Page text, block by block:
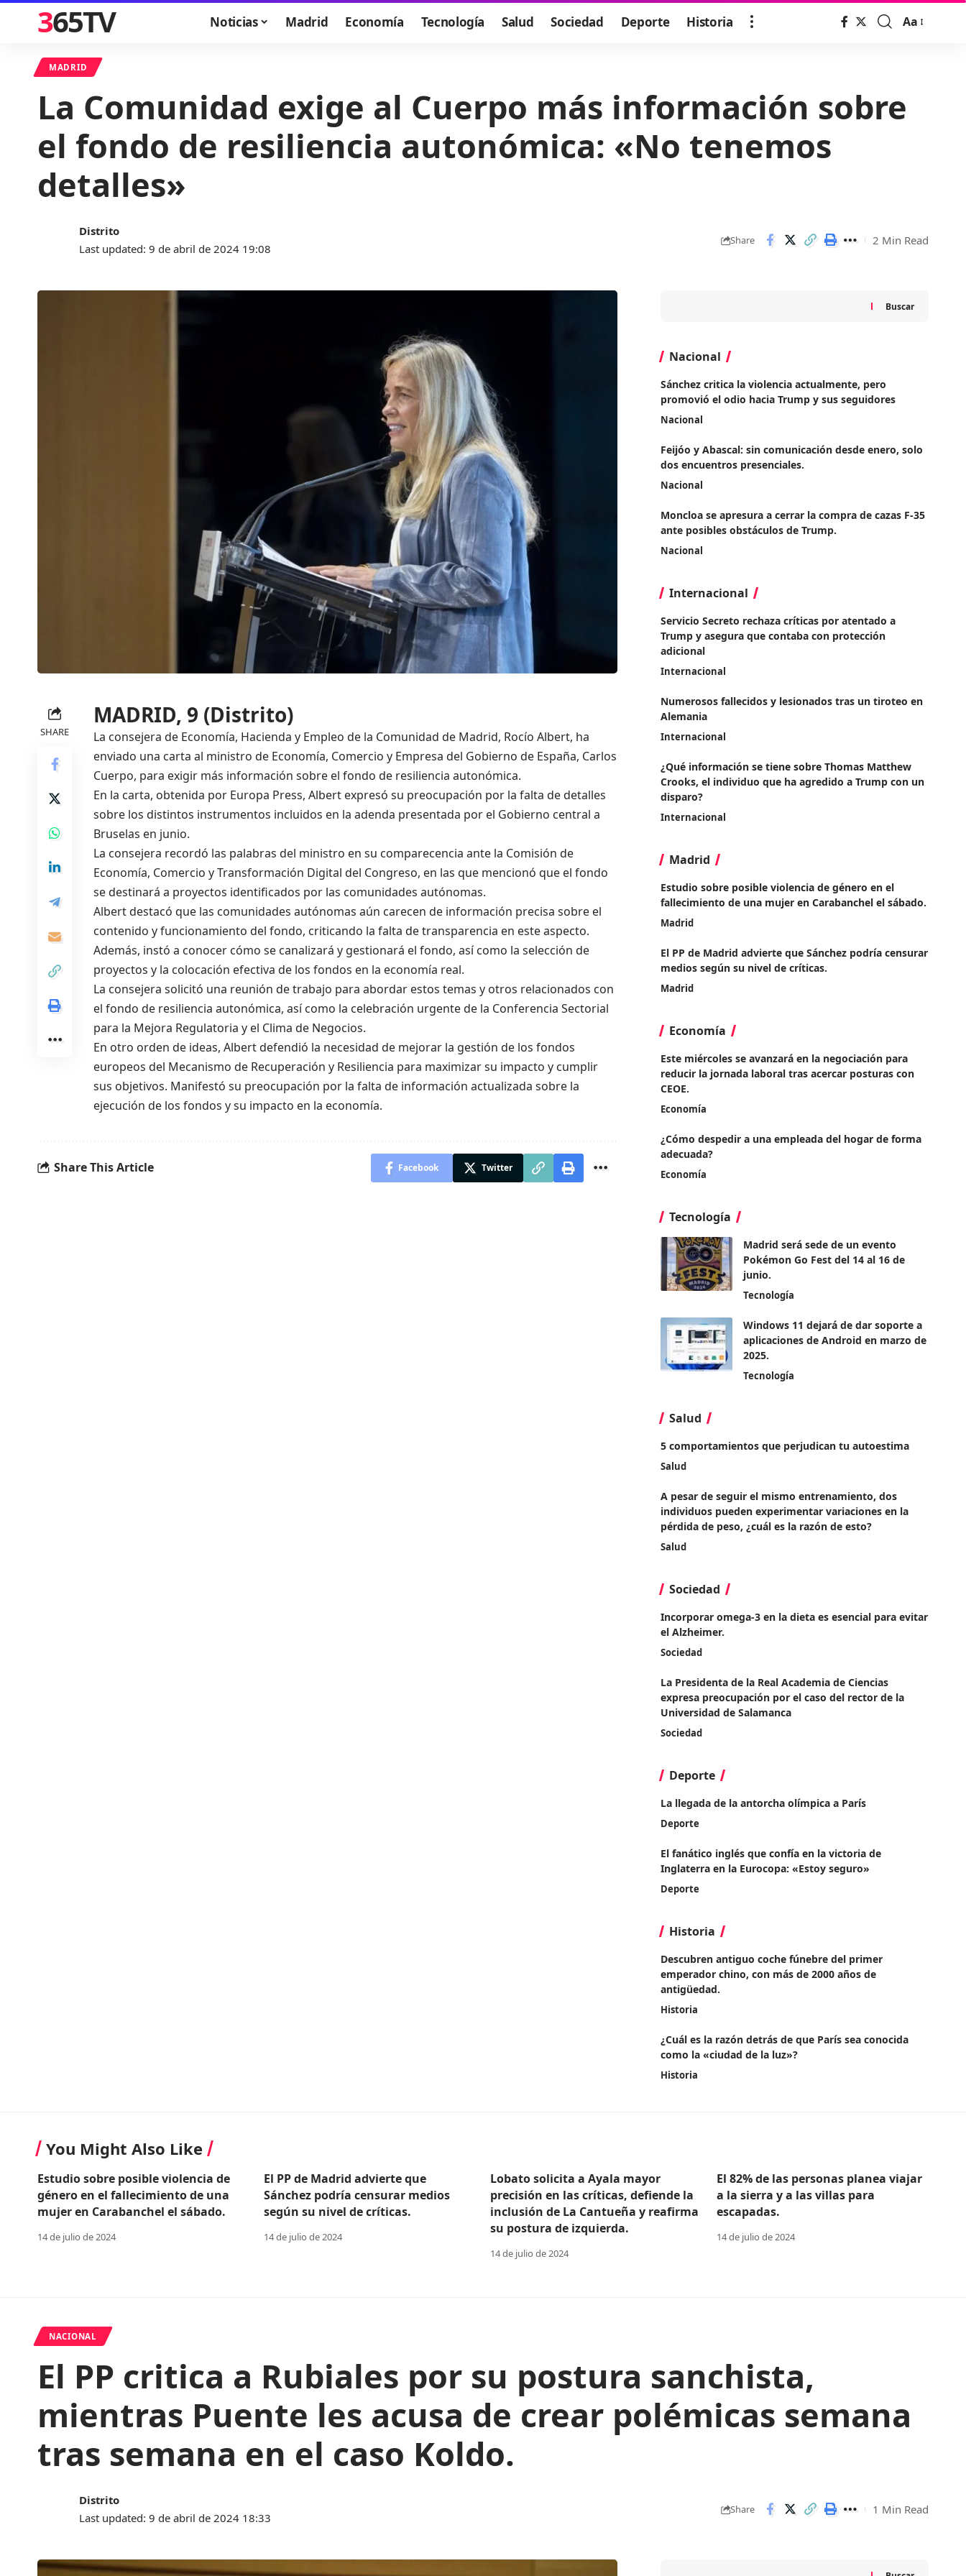
365TV Noticias Madrid Economía Tecnología Salud Sociedad Deporte Historia
Font
Aa
MADRID
La Comunidad exige al Cuerpo más información sobre
el fondo de resiliencia autonómica: «No tenemos
detalles»
Last updated: 9 de abril de 2024 19:08
Distrito
Share 2 Min Read
SHARE
MADRID, 9 (Distrito)
La consejera de Economía, Hacienda y Empleo de la Comunidad de Madrid, Rocío Albert, ha
enviado una carta al ministro de Economía, Comercio y Empresa del Gobierno de España, Carlos
Cuerpo, para exigir más información sobre el fondo de resiliencia autonómica.
En la carta, obtenida por Europa Press, Albert expresó su preocupación por la falta de detalles
sobre los distintos instrumentos incluidos en la adenda presentada por el Gobierno central a
Bruselas en junio.
La consejera recordó las palabras del ministro en su comparecencia ante la Comisión de
Economía, Comercio y Transformación Digital del Congreso, en las que mencionó que el fondo
se destinará a proyectos identificados por las comunidades autónomas.
Albert destacó que las comunidades autónomas aún carecen de información precisa sobre el
contenido y funcionamiento del fondo, criticando la falta de transparencia en este aspecto.
Además, instó a conocer cómo se canalizará y gestionará el fondo, así como la selección de
proyectos y la colocación efectiva de los fondos en la economía real.
La consejera solicitó una reunión de trabajo para abordar estos temas y otros relacionados con
el fondo de resiliencia autonómica, así como la celebración urgente de la Conferencia Sectorial
para la Mejora Regulatoria y el Clima de Negocios.
En otro orden de ideas, Albert defendió la necesidad de mejorar la gestión de los fondos
europeos del Mecanismo de Recuperación y Resiliencia para maximizar su impacto y cumplir
sus objetivos. Manifestó su preocupación por la falta de información actualizada sobre la
ejecución de los fondos y su impacto en la economía.
Share This Article Facebook Twitter
Buscar
Nacional
Sánchez critica la violencia actualmente, pero
promovió el odio hacia Trump y sus seguidores
Nacional
Feijóo y Abascal: sin comunicación desde enero, solo
dos encuentros presenciales.
Nacional
Moncloa se apresura a cerrar la compra de cazas F-35
ante posibles obstáculos de Trump.
Nacional
Internacional
Servicio Secreto rechaza críticas por atentado a
Trump y asegura que contaba con protección
adicional
Internacional
Numerosos fallecidos y lesionados tras un tiroteo en
Alemania
Internacional
¿Qué información se tiene sobre Thomas Matthew
Crooks, el individuo que ha agredido a Trump con un
disparo?
Internacional
Madrid
Estudio sobre posible violencia de género en el
fallecimiento de una mujer en Carabanchel el sábado.
Madrid
El PP de Madrid advierte que Sánchez podría censurar
medios según su nivel de críticas.
Madrid
Economía
Este miércoles se avanzará en la negociación para
reducir la jornada laboral tras acercar posturas con
CEOE.
Economía
¿Cómo despedir a una empleada del hogar de forma
adecuada?
Economía
Tecnología
Madrid será sede de un evento
Pokémon Go Fest del 14 al 16 de
junio.
Tecnología
Windows 11 dejará de dar soporte a
aplicaciones de Android en marzo de
2025.
Tecnología
Salud
5 comportamientos que perjudican tu autoestima
Salud
A pesar de seguir el mismo entrenamiento, dos
individuos pueden experimentar variaciones en la
pérdida de peso, ¿cuál es la razón de esto?
Salud
Sociedad
Incorporar omega-3 en la dieta es esencial para evitar
el Alzheimer.
Sociedad
La Presidenta de la Real Academia de Ciencias
expresa preocupación por el caso del rector de la
Universidad de Salamanca
Sociedad
Deporte
La llegada de la antorcha olímpica a París
Deporte
El fanático inglés que confía en la victoria de
Inglaterra en la Eurocopa: «Estoy seguro»
Deporte
Historia
Descubren antiguo coche fúnebre del primer
emperador chino, con más de 2000 años de
antigüedad.
Historia
¿Cuál es la razón detrás de que París sea conocida
como la «ciudad de la luz»?
Historia
You Might Also Like
Estudio sobre posible violencia de
género en el fallecimiento de una
mujer en Carabanchel el sábado.
14 de julio de 2024
El PP de Madrid advierte que
Sánchez podría censurar medios
según su nivel de críticas.
14 de julio de 2024
Lobato solicita a Ayala mayor
precisión en las críticas, defiende la
inclusión de La Cantueña y reafirma
su postura de izquierda.
14 de julio de 2024
El 82% de las personas planea viajar
a la sierra y a las villas para
escapadas.
14 de julio de 2024
NACIONAL
El PP critica a Rubiales por su postura sanchista,
mientras Puente les acusa de crear polémicas semana
tras semana en el caso Koldo.
Last updated: 9 de abril de 2024 18:33
Distrito
Share 1 Min Read